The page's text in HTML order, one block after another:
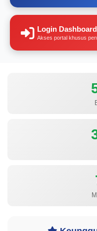
Login
Akses portal khusus